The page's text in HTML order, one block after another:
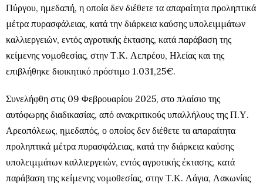
Πύργου, ημεδαπή, η οποία δεν διέθετε τα απαραίτητα προληπτικά
μέτρα πυρασφάλειας, κατά την διάρκεια καύσης υπολειμμάτων
καλλιεργειών, εντός αγροτικής έκτασης, κατά παράβαση της
κείμενης νομοθεσίας, στην Τ.Κ. Λεπρέου, Ηλείας και της
επιβλήθηκε διοικητικό πρόστιμο 1.031,25€.
Συνελήφθη στις 09 Φεβρουαρίου 2025, στο πλαίσιο της
αυτόφωρης διαδικασίας, από ανακριτικούς υπαλλήλους της Π.Υ.
Αρεοπόλεως, ημεδαπός, ο οποίος δεν διέθετε τα απαραίτητα
προληπτικά μέτρα πυρασφάλειας, κατά την διάρκεια καύσης
υπολειμμάτων καλλιεργειών, εντός αγροτικής έκτασης, κατά
παράβαση της κείμενης νομοθεσίας, στην Τ.Κ. Λάγια, Λακωνίας